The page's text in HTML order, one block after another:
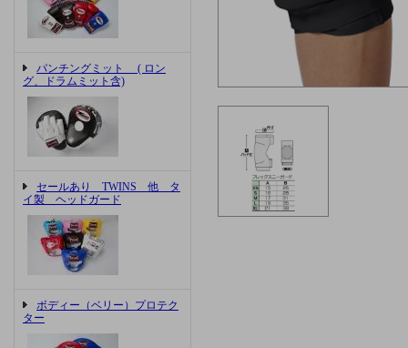
パンチングミット ( ロン
グ、ドラムミット含)
セールあり TWINS 他 タ
イ製 ヘッドガード
ボディー（ベリー）プロテク
ター